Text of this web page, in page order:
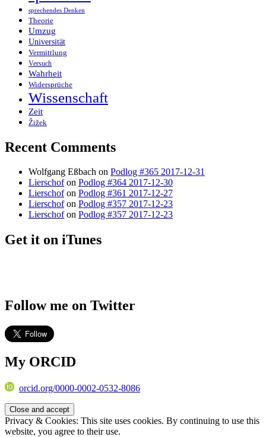
sprechendes Denken
Theorie
Umzug
Universität
Vermittlung
Versuch
Wahrheit
Widersprüche
Wissenschaft
Zeit
Žižek
Recent Comments
Wolfgang Eßbach on Podlog #365 2017-12-31
Lierschofon Podlog #364 2017-12-30
Lierschofon Podlog #361 2017-12-27
Lierschofon Podlog #357 2017-12-23
Lierschofon Podlog #357 2017-12-23
Get it on iTunes
Follow me on Twitter
My ORCID
orcid.org/0000-0002-0532-8086
Privacy & Cookies: This site uses cookies. By continuing to use this
website, you agree to their use.